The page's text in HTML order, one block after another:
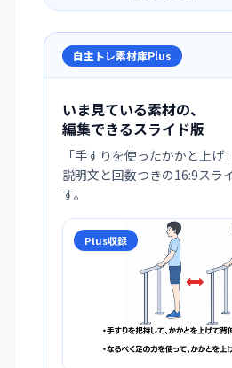
自主トレ素材庫Plus
いま見ている素材の、
編集できるスライド版
「手すりを使ったかかと上げ
説明文と回数つきの16:9スラ
す。
Plus収録